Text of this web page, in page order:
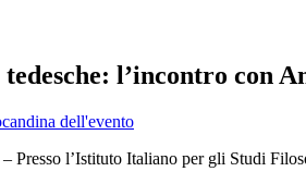
l’incontro con
Presso l’Istituto Italiano per gli Studi